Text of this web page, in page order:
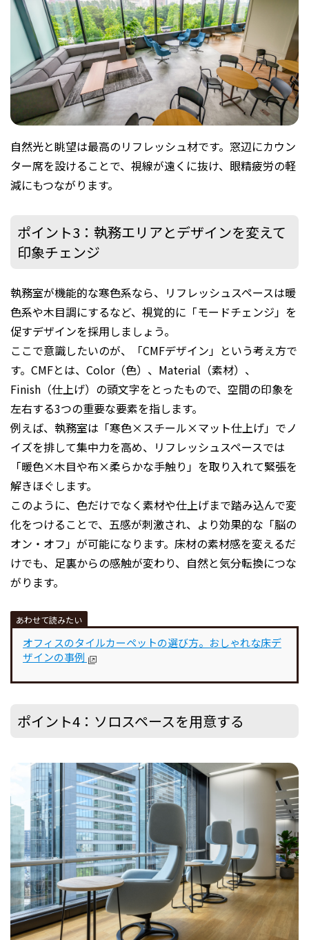
自然光と眺望は最高のリフレッシュ材です。窓辺にカウン
ター席を設けることで、視線が遠くに抜け、眼精疲労の軽
減にもつながります。
ポイント3：執務エリアとデザインを変えて
印象チェンジ
執務室が機能的な寒色系なら、リフレッシュスペースは暖
色系や木目調にするなど、視覚的に「モードチェンジ」を
促すデザインを採用しましょう。
ここで意識したいのが、「CMFデザイン」という考え方で
す。CMFとは、Color（色）、Material（素材）、
Finish（仕上げ）の頭文字をとったもので、空間の印象を
左右する3つの重要な要素を指します。
例えば、執務室は「寒色×スチール×マット仕上げ」でノ
イズを排して集中力を高め、リフレッシュスペースでは
「暖色×木目や布×柔らかな手触り」を取り入れて緊張を
解きほぐします。
このように、色だけでなく素材や仕上げまで踏み込んで変
化をつけることで、五感が刺激され、より効果的な「脳の
オン・オフ」が可能になります。床材の素材感を変えるだ
けでも、足裏からの感触が変わり、自然と気分転換につな
がります。
あわせて読みたい
オフィスのタイルカーペットの選び方。おしゃれな床デ
ザインの事例
ポイント4：ソロスペースを用意する